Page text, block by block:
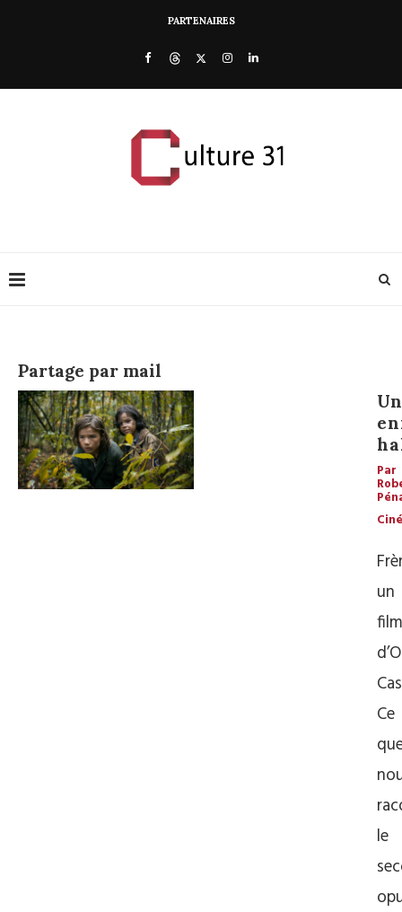
PARTENAIRES
Partage par mail
Par
un
film
Ce
le